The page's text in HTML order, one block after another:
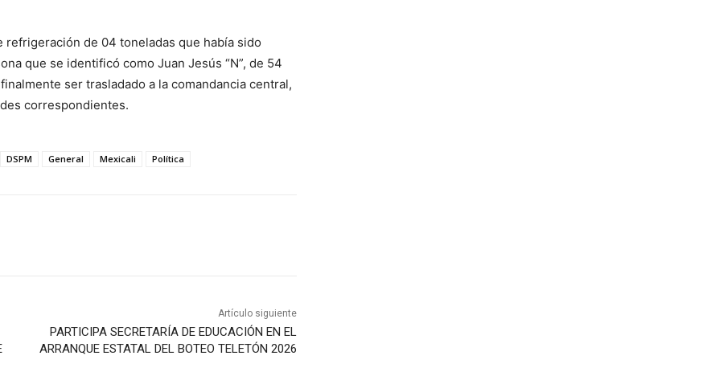
refrigeración de 04 toneladas que había sido
que se identificó como Juan Jesús “N”, de 54
ser trasladado a la comandancia central,
correspondientes.
DSPM General Mexicali Política
Artículo siguiente
PARTICIPA SECRETARÍA DE EDUCACIÓN EN EL
ARRANQUE ESTATAL DEL BOTEO TELETÓN 2026